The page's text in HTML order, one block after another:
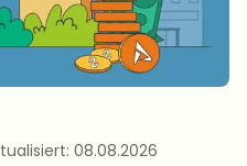
08.08.2026